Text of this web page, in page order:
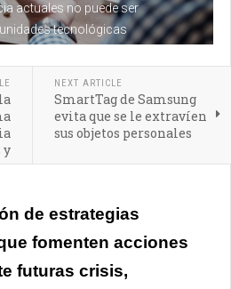
actuales no puede ser
tecnológicas
y
NEXT ARTICLE
SmartTag de Samsung
evita que se le extravíen
sus objetos personales
de estrategias
fomenten acciones
futuras crisis,